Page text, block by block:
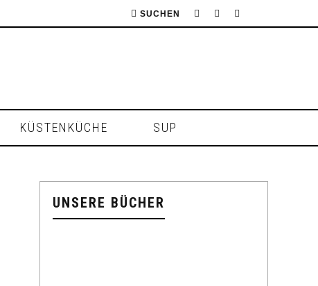
SUCHEN
KÜSTENKÜCHE SUP
UNSERE BÜCHER